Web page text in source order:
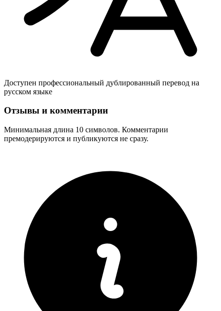
Доступен профессиональный дублированный перевод на
русском языке
Отзывы и комментарии
Минимальная длина 10 символов. Комментарии
премодерируются и публикуются не сразу.